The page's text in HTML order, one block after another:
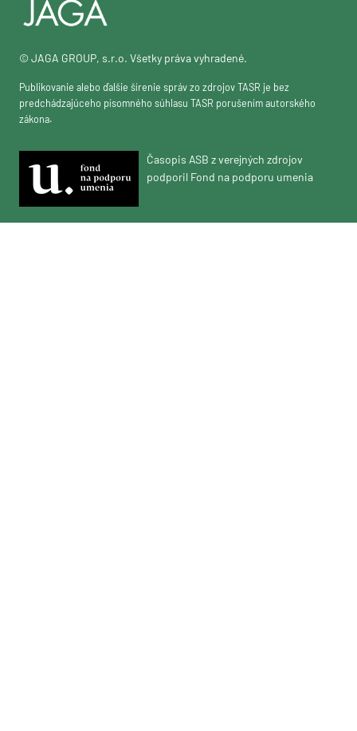
© JAGA GROUP, s.r.o. Všetky práva vyhradené.
Publikovanie alebo ďalšie šírenie správ zo zdrojov TASR je bez
predchádzajúceho písomného súhlasu TASR porušením autorského
zákona.
Časopis ASB z verejných zdrojov
podporil Fond na podporu umenia